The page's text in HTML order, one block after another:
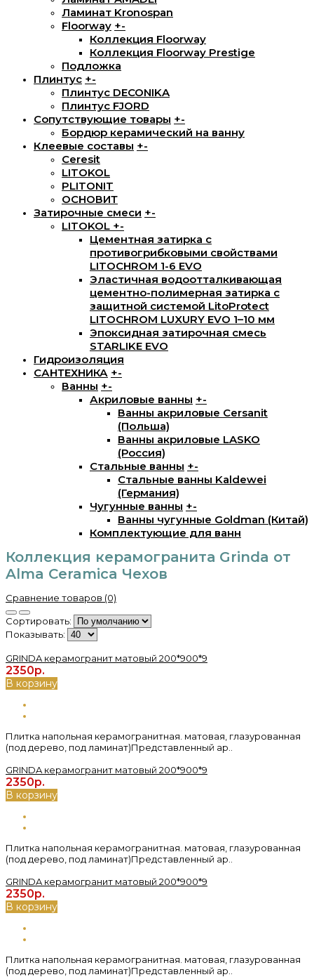
Ламинат Kronospan
Floorway +-
Коллекция Floorway
Коллекция Floorway Prestige
Подложка
Плинтус +-
Плинтус DECONIKA
Плинтус FJORD
Сопутствующие товары +-
Бордюр керамический на ванну
Клеевые составы +-
Ceresit
LITOKOL
PLITONIT
ОСНОВИТ
Затирочные смеси +-
LITOKOL +-
Цементная затирка с
противогрибковыми свойствами
LITOCHROM 1-6 EVO
Эластичная водоотталкивающая
цементно-полимерная затирка с
защитной системой LitoProtect
LITOCHROM LUXURY EVO 1–10 мм
Эпоксидная затирочная смесь
STARLIKE EVO
Гидроизоляция
САНТЕХНИКА +-
Ванны +-
Акриловые ванны +-
Ванны акриловые Cersanit
(Польша)
Ванны акриловые LASKO
(Россия)
Стальные ванны +-
Стальные ванны Kaldewei
(Германия)
Чугунные ванны +-
Ванны чугунные Goldman (Китай)
Комплектующие для ванн
Коллекция керамогранита Grinda от
Alma Ceramica Чехов
Сравнение товаров (0)
Сортировать:
Показывать:
GRINDA керамогранит матовый 200*900*9
2350р.
В корзину
Плитка напольная керамогранитная. матовая, глазурованная
(под дерево, под ламинат)Представленный ар..
GRINDA керамогранит матовый 200*900*9
2350р.
В корзину
Плитка напольная керамогранитная. матовая, глазурованная
(под дерево, под ламинат)Представленный ар..
GRINDA керамогранит матовый 200*900*9
2350р.
В корзину
Плитка напольная керамогранитная. матовая, глазурованная
(под дерево, под ламинат)Представленный ар..